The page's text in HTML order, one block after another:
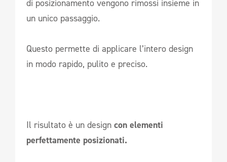
di posizionamento vengono rimossi insieme in
un unico passaggio.
Questo permette di applicare l’intero design
in modo rapido, pulito e preciso.
Il risultato è un design con elementi
perfettamente posizionati.